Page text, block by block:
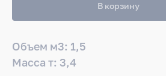
В корзину
Объем м3: 1,5
Масса т: 3,4